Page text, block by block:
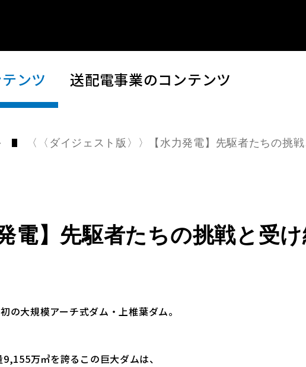
ンツ 送配電事業のコンテンツ
〈〈ダイジェスト版〉〉【水力発電】先駆者たちの挑
電】先駆者たちの挑戦と受
の大規模アーチ式ダム・上椎葉ダム。
万㎥を誇るこの巨大ダムは、